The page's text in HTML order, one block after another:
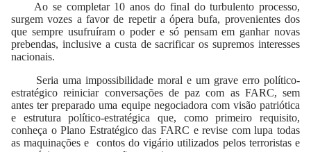
Ao se completar 10 anos do final do turbulento processo,
surgem vozes a favor de repetir a ópera bufa, provenientes dos
que sempre usufruíram o poder e só pensam em ganhar novas
prebendas, inclusive a custa de sacrificar os supremos interesses
nacionais.
Seria uma impossibilidade moral e um grave erro político-
estratégico reiniciar conversações de paz com as FARC, sem
antes ter preparado uma equipe negociadora com visão patriótica
e estrutura político-estratégica que, como primeiro requisito,
conheça o Plano Estratégico das FARC e revise com lupa todas
as maquinações e contos do vigário utilizados pelos terroristas e